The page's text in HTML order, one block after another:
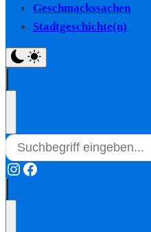
Geschmackssachen
Stadtgeschichte(n)
Instagram
Facebook